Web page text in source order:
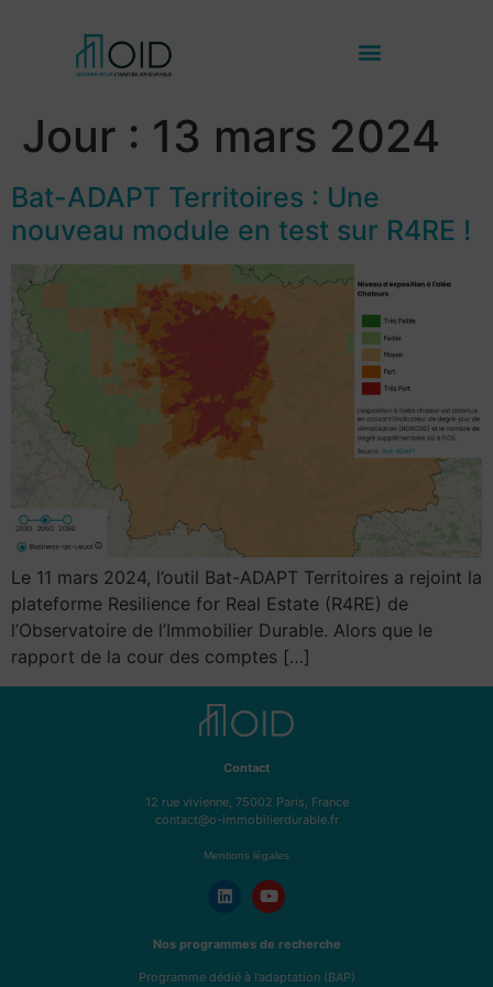
Jour : 13 mars 2024
Bat-ADAPT Territoires : Une
nouveau module en test sur R4RE !
Le 11 mars 2024, l’outil Bat-ADAPT Territoires a rejoint la
plateforme Resilience for Real Estate (R4RE) de
l’Observatoire de l’Immobilier Durable. Alors que le
rapport de la cour des comptes […]
Contact
12 rue vivienne, 75002 Paris, France
contact@o-immobilierdurable.fr
Mentions légales
Nos programmes de recherche
Programme dédié à l’adaptation (BAP)